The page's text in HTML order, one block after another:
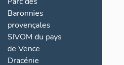
Baronnies
provençales
SIVOM du pays
de Vence
Dracénie